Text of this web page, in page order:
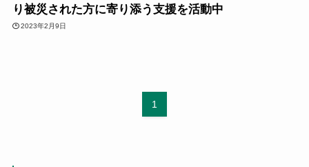
り被災された方に寄り添う支援を活動中
2023年2月9日
1